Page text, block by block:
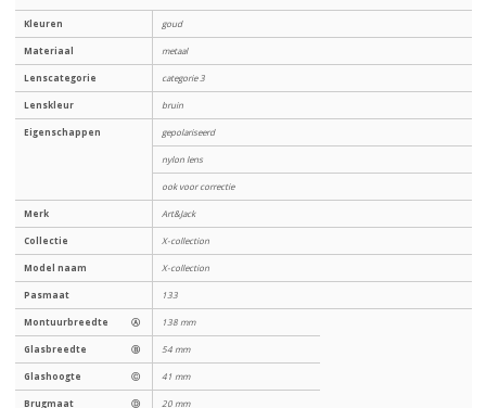
Kleuren goud
Materiaal metaal
Lenscategorie categorie 3
Lenskleur bruin
Eigenschappen gepolariseerd
nylon lens
ook voor correctie
Merk Art&Jack
Collectie X-collection
Model naam X-collection
Pasmaat 133
Montuurbreedte Ⓐ 138 mm
Glasbreedte Ⓑ 54 mm
Glashoogte Ⓒ 41 mm
Brugmaat Ⓓ 20 mm